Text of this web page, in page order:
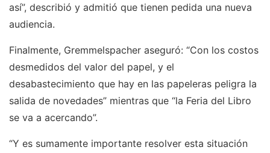
así”, describió y admitió que tienen pedida una nueva
audiencia.
Finalmente, Gremmelspacher aseguró: “Con los costos
desmedidos del valor del papel, y el
desabastecimiento que hay en las papeleras peligra la
salida de novedades” mientras que “la Feria del Libro
se va a acercando”.
“Y es sumamente importante resolver esta situación